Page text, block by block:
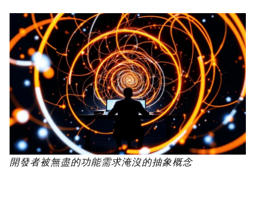
開發者被無盡的功能需求淹沒的抽象概念